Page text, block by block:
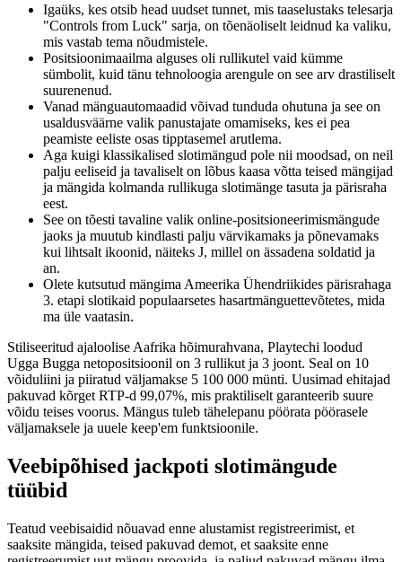
Igaüks, kes otsib head uudset tunnet, mis taaselustaks telesarja
"Controls from Luck" sarja, on tõenäoliselt leidnud ka valiku,
mis vastab tema nõudmistele.
Positsioonimaailma alguses oli rullikutel vaid kümme
sümbolit, kuid tänu tehnoloogia arengule on see arv drastiliselt
suurenenud.
Vanad mänguautomaadid võivad tunduda ohutuna ja see on
usaldusväärne valik panustajate omamiseks, kes ei pea
peamiste eeliste osas tipptasemel arutlema.
Aga kuigi klassikalised slotimängud pole nii moodsad, on neil
palju eeliseid ja tavaliselt on lõbus kaasa võtta teised mängijad
ja mängida kolmanda rullikuga slotimänge tasuta ja pärisraha
eest.
See on tõesti tavaline valik online-positsioneerimismängude
jaoks ja muutub kindlasti palju värvikamaks ja põnevamaks
kui lihtsalt ikoonid, näiteks J, millel on ässadena soldatid ja
an.
Olete kutsutud mängima Ameerika Ühendriikides pärisrahaga
3. etapi slotikaid populaarsetes hasartmänguettevõtetes, mida
ma üle vaatasin.
Stiliseeritud ajaloolise Aafrika hõimurahvana, Playtechi loodud
Ugga Bugga netopositsioonil on 3 rullikut ja 3 joont. Seal on 10
võiduliini ja piiratud väljamakse 5 100 000 münti. Uusimad ehitajad
pakuvad kõrget RTP-d 99,07%, mis praktiliselt garanteerib suure
võidu teises voorus. Mängus tuleb tähelepanu pöörata pöörasele
väljamaksele ja uuele keep'em funktsioonile.
Veebipõhised jackpoti slotimängude
tüübid
Teatud veebisaidid nõuavad enne alustamist registreerimist, et
saaksite mängida, teised pakuvad demot, et saaksite enne